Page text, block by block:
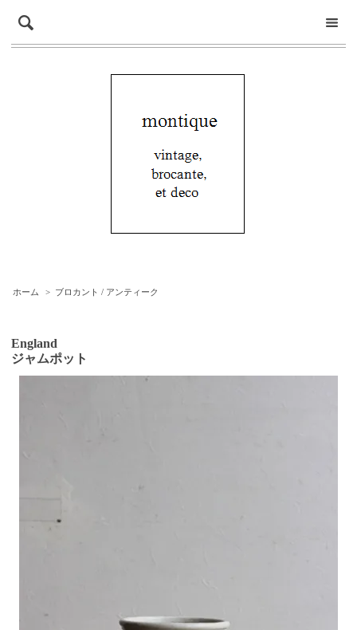
ホーム > ブロカント / アンティーク
England
ジャムポット